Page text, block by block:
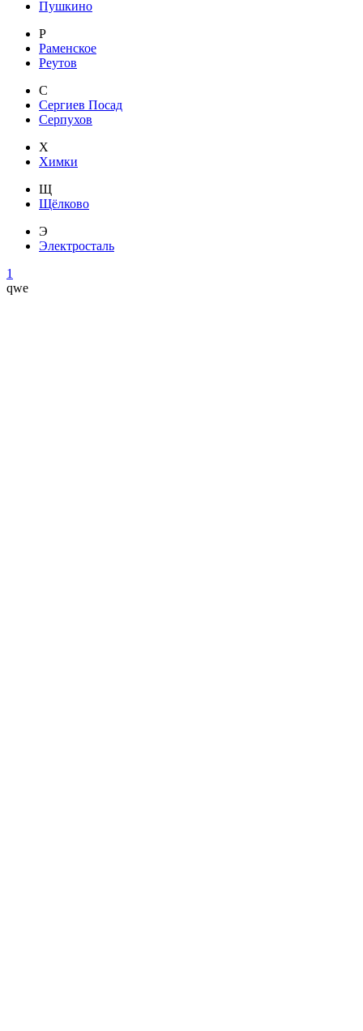
Пушкино
Р
Раменское
Реутов
С
Сергиев Посад
Серпухов
Х
Химки
Щ
Щёлково
Э
Электросталь
1
qwe